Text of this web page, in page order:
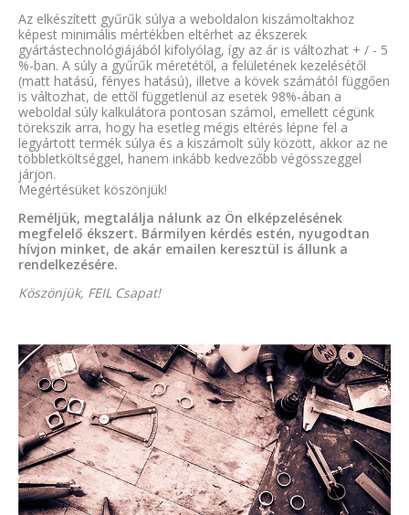
Az elkészített gyűrűk súlya a weboldalon kiszámoltakhoz
képest minimális mértékben eltérhet az ékszerek
gyártástechnológiájából kifolyólag, így az ár is változhat + / - 5
%-ban. A súly a gyűrűk méretétől, a felületének kezelésétől
(matt hatású, fényes hatású), illetve a kövek számától függően
is változhat, de ettől függetlenül az esetek 98%-ában a
weboldal súly kalkulátora pontosan számol, emellett cégünk
törekszik arra, hogy ha esetleg mégis eltérés lépne fel a
legyártott termék súlya és a kiszámolt súly között, akkor az ne
többletköltséggel, hanem inkább kedvezőbb végösszeggel
járjon.
Megértésüket köszönjük!
Reméljük, megtalálja nálunk az Ön elképzelésének
megfelelő ékszert. Bármilyen kérdés estén, nyugodtan
hívjon minket, de akár emailen keresztül is állunk a
rendelkezésére.
Köszönjük, FEIL Csapat!